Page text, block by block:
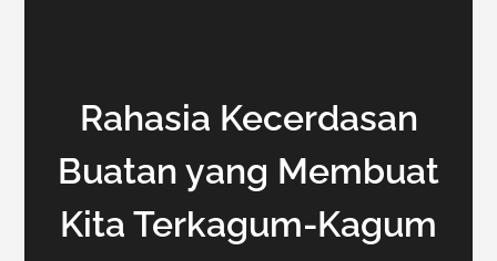
Rahasia Kecerdasan
Buatan yang Membuat
Kita Terkagum-Kagum